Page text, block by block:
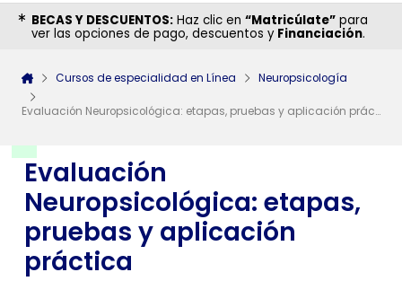
Evaluación
Neuropsicológica: etapas,
pruebas y aplicación
práctica
BECAS Y DESCUENTOS: Haz clic en “Matricúlate” para
ver las opciones de pago, descuentos y Financiación.
Cursos de especialidad en Línea Neuropsicología
Evaluación Neuropsicológica: etapas, pruebas y aplicación práctica